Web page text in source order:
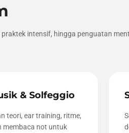
intensif, hingga penguatan
& Solfeggio
teori, ear training, ritme,
membaca not untuk